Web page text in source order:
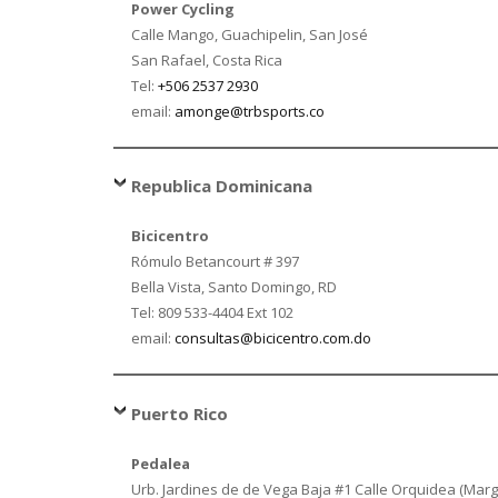
Power Cycling
Calle Mango, Guachipelin, San José
San Rafael, Costa Rica
Tel: +506 2537 2930
email: amonge@trbsports.co
Republica Dominicana
Bicicentro
Rómulo Betancourt # 397
Bella Vista, Santo Domingo, RD
Tel: 809 533-4404 Ext 102
email: consultas@bicicentro.com.do
Puerto Rico
Pedalea
Urb. Jardines de de Vega Baja #1 Calle Orquidea